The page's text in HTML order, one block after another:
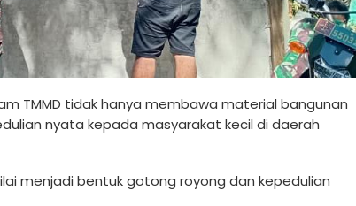
TMMD tidak hanya membawa material bangunan
nyata kepada masyarakat kecil di daerah
menjadi bentuk gotong royong dan kepedulian